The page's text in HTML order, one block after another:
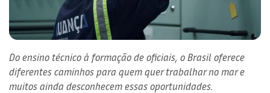
Do ensino técnico à formação de oficiais, o Brasil oferece
diferentes caminhos para quem quer trabalhar no mar e
muitos ainda desconhecem essas oportunidades.